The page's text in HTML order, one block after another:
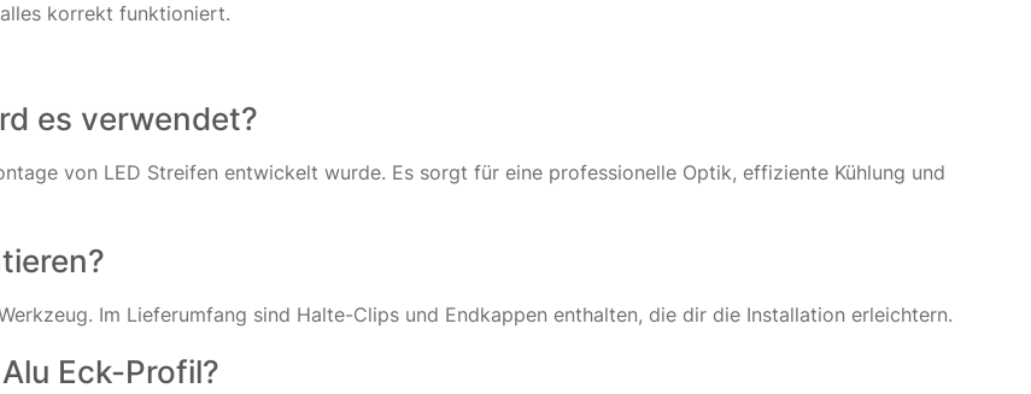
korrekt funktioniert.
es verwendet?
von LED Streifen entwickelt wurde. Es sorgt für eine professionelle Optik, effiziente Kühlung und
Im Lieferumfang sind Halte-Clips und Endkappen enthalten, die dir die Installation erleichtern.
Eck-Profil?